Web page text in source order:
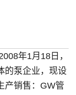
年1月18日，
的泵企业，现设
产销售：GW管